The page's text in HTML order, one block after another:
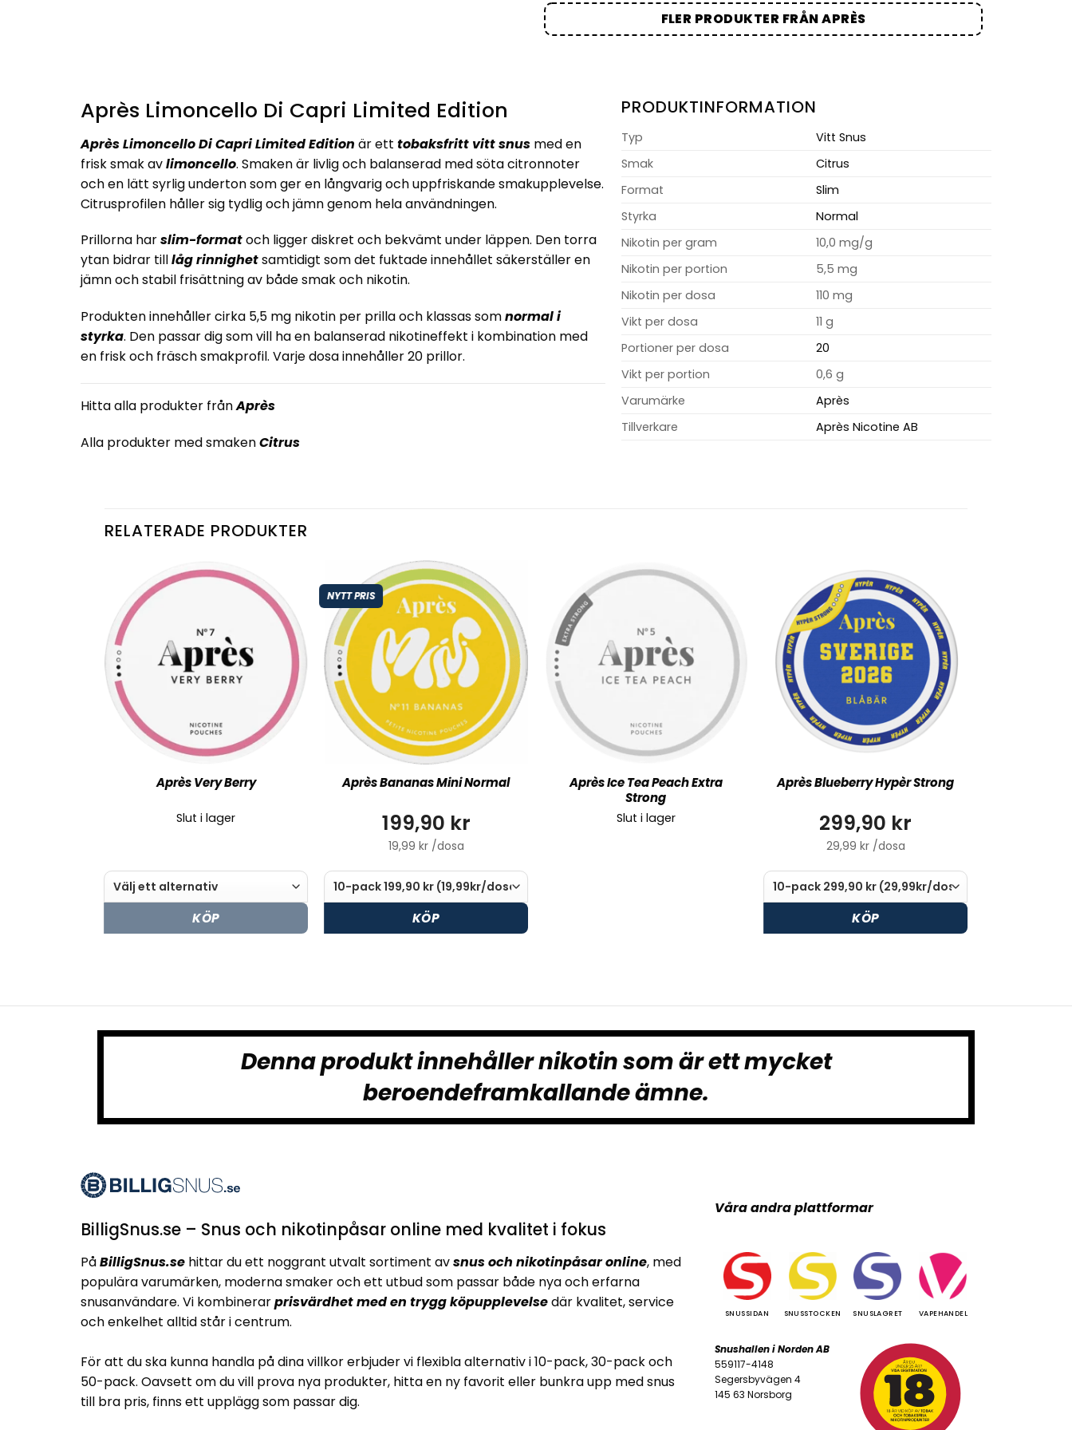
FLER PRODUKTER FRÅN APRÈS
Après Limoncello Di Capri Limited Edition
Après Limoncello Di Capri Limited Edition är ett tobaksfritt vitt snusmed en
frisk smak avlimoncello. Smaken är livlig och balanserad med söta citronnoter
och en lätt syrlig underton som ger en långvarig och uppfriskande smakupplevelse.
Citrusprofilen håller sig tydlig och jämn genom hela användningen.
Prillorna harslim-formatoch ligger diskret och bekvämt under läppen. Den torra
ytan bidrar tilllåg rinnighetsamtidigt som det fuktade innehållet säkerställer en
jämn och stabil frisättning av både smak och nikotin.
Produkten innehåller cirka 5,5 mg nikotin per prilla och klassas somnormal i
styrka. Den passar dig som vill ha en balanserad nikotineffekt i kombination med
en frisk och fräsch smakprofil. Varje dosa innehåller 20 prillor.
Hitta alla produkter frånAprès
Alla produkter med smakenCitrus
PRODUKTINFORMATION
Typ
Vitt Snus
Smak
Citrus
Format
Slim
Styrka
Normal
Nikotin per gram
10,0 mg/g
Nikotin per portion
5,5 mg
Nikotin per dosa
110 mg
Vikt per dosa
11 g
Portioner per dosa
20
Vikt per portion
0,6 g
Varumärke
Après
Tillverkare
Après Nicotine AB
RELATERADE PRODUKTER
Après Very Berry
Slut i lager
KÖP
NYTT PRIS
Après Bananas Mini Normal
199,90 kr
19,99 kr /dosa
KÖP
Après Ice Tea Peach Extra
Strong
Slut i lager
Après Blueberry Hypèr Strong
299,90 kr
29,99 kr /dosa
KÖP
Denna produkt innehåller nikotin som är ett mycket
beroendeframkallande ämne.
BilligSnus.se – Snus och nikotinpåsar online med kvalitet i fokus
PåBilligSnus.sehittar du ett noggrant utvalt sortiment avsnus och nikotinpåsar online, med
populära varumärken, moderna smaker och ett utbud som passar både nya och erfarna
snusanvändare. Vi kombinerarprisvärdhet med en trygg köpupplevelsedär kvalitet, service
och enkelhet alltid står i centrum.
För att du ska kunna handla på dina villkor erbjuder vi flexibla alternativ i 10-pack, 30-pack och
50-pack. Oavsett om du vill prova nya produkter, hitta en ny favorit eller bunkra upp med snus
till bra pris, finns ett upplägg som passar dig.
Våra andra plattformar
SNUSSIDAN SNUSSTOCKEN SNUSLAGRET VAPEHANDEL
Snushallen i Norden AB
559117-4148
Segersbyvägen 4
145 63 Norsborg